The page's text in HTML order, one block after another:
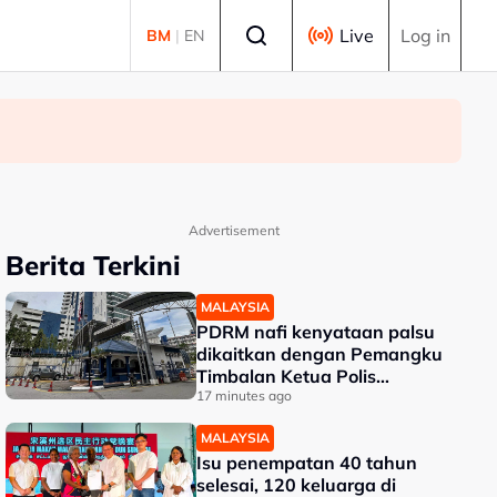
BM | EN Live Log in
Advertisement
Berita Terkini
MALAYSIA
PDRM nafi kenyataan palsu
dikaitkan dengan Pemangku
Timbalan Ketua Polis
Negara
17 minutes ago
MALAYSIA
Isu penempatan 40 tahun
selesai, 120 keluarga di